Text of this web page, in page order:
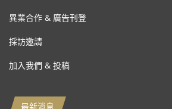
異業合作 & 廣告刊登
採訪邀請
加入我們 & 投稿
最新消息